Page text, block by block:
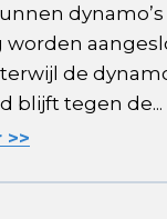
dynamo’s
worden
de
blijft tegen de...
>>